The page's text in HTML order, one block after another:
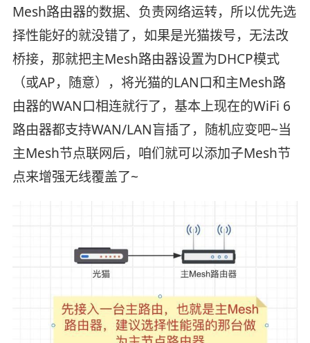
Mesh路由器的数据、负责网络运转，所以优先选
择性能好的就没错了，如果是光猫拨号，无法改
桥接，那就把主Mesh路由器设置为DHCP模式
（或AP，随意），将光猫的LAN口和主Mesh路
由器的WAN口相连就行了，基本上现在的WiFi 6
路由器都支持WAN/LAN盲插了，随机应变吧~当
主Mesh节点联网后，咱们就可以添加子Mesh节
点来增强无线覆盖了~